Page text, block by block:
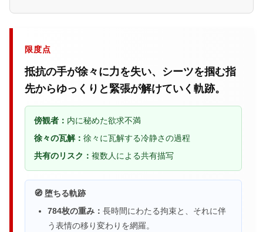
限度点
抵抗の手が徐々に力を失い、シーツを掴む指
先からゆっくりと緊張が解けていく軌跡。
傍観者： 内に秘めた欲求不満
徐々の瓦解： 徐々に瓦解する冷静さの過程
共有のリスク： 複数人による共有描写
🧭 堕ちる軌跡
784枚の重み： 長時間にわたる拘束と、それに伴
う表情の移り変わりを網羅。